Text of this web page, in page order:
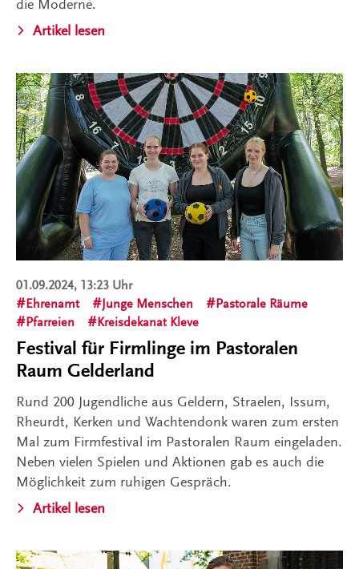
die Moderne.
Artikel lesen
01.09.2024, 13:23 Uhr
Ehrenamt
Junge Menschen
Pastorale Räume
Pfarreien
Kreisdekanat Kleve
Festival für Firmlinge im Pastoralen
Raum Gelderland
Rund 200 Jugendliche aus Geldern, Straelen, Issum,
Rheurdt, Kerken und Wachtendonk waren zum ersten
Mal zum Firmfestival im Pastoralen Raum eingeladen.
Neben vielen Spielen und Aktionen gab es auch die
Möglichkeit zum ruhigen Gespräch.
Artikel lesen